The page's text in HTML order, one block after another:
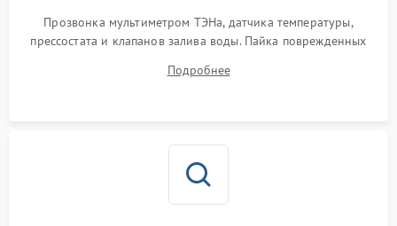
Прозвонка мультиметром ТЭНа, датчика температуры,
прессостата и клапанов залива воды. Пайка поврежденных
Восстановление целостности проводки и контактов.
Подробнее